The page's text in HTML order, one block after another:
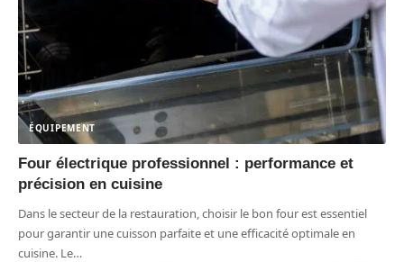
ÉQUIPEMENT
Four électrique professionnel : performance et
précision en cuisine
Dans le secteur de la restauration, choisir le bon four est essentiel
pour garantir une cuisson parfaite et une efficacité optimale en
cuisine. Le…